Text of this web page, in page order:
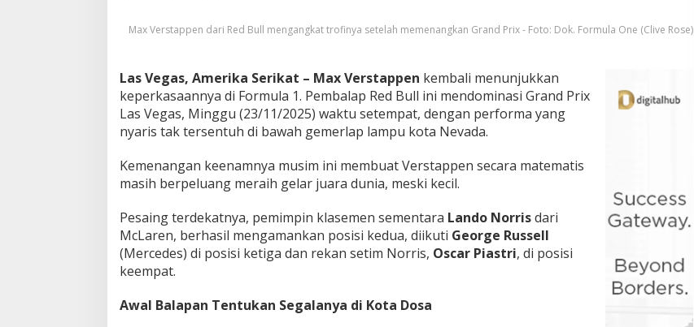
J
r
a
F
1
L
V
e
a
s
Max Verstappen dari Red Bull mengangkat trofinya setelah memenangkan Grand Prix - Foto: Dok. Formula One (Clive Rose)
Las Vegas, Amerika Serikat – Max Verstappen kembali menunjukkan
keperkasaannya di Formula 1. Pembalap Red Bull ini mendominasi Grand Prix
Las Vegas, Minggu (23/11/2025) waktu setempat, dengan performa yang
nyaris tak tersentuh di bawah gemerlap lampu kota Nevada.
Kemenangan keenamnya musim ini membuat Verstappen secara matematis
masih berpeluang meraih gelar juara dunia, meski kecil.
Pesaing terdekatnya, pemimpin klasemen sementara Lando Norrisdari
McLaren, berhasil mengamankan posisi kedua, diikuti George Russell
(Mercedes) di posisi ketiga dan rekan setim Norris, Oscar Piastri, di posisi
keempat.
Awal Balapan Tentukan Segalanya di Kota Dosa